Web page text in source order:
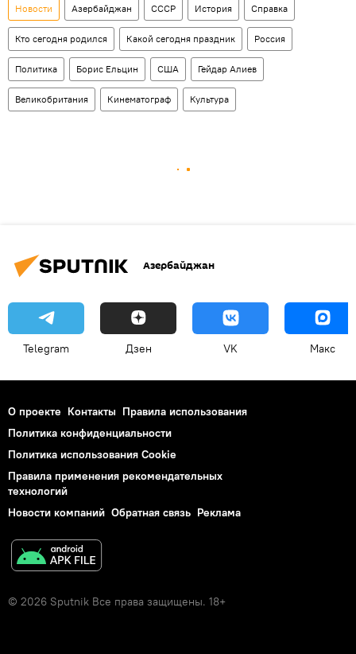
Новости Азербайджан СССР История Справка
Кто сегодня родился Какой сегодня праздник Россия
Политика Борис Ельцин США Гейдар Алиев
Великобритания Кинематограф Культура
Азербайджан
Telegram Дзен VK Макс
О проекте Контакты Правила использования
Политика конфиденциальности
Политика использования Cookie
Правила применения рекомендательных
технологий
Новости компаний Обратная связь Реклама
© 2026 Sputnik Все права защищены. 18+